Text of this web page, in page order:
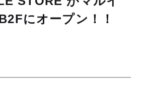
にオープン！！